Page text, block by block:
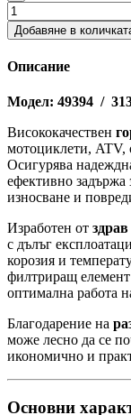
Добавяне в
Описание
Модел: 49394 /
Висококачествен
мотоциклети, ATV,
Осигурява
ефективно задържа
износване и
Изработен от
с дълъг
корозия и
филтриращ елемент
оптимална работа
Благодарение на
може лесно да се
икономично и
Основни